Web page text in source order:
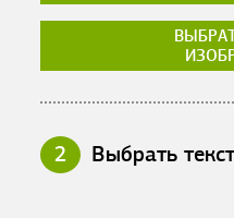
2 Выбрать